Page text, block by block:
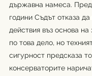
държавна намеса.
години Съдът отказа
действия въз основа
по това дело, но
сигурност предсказа
консерваторите